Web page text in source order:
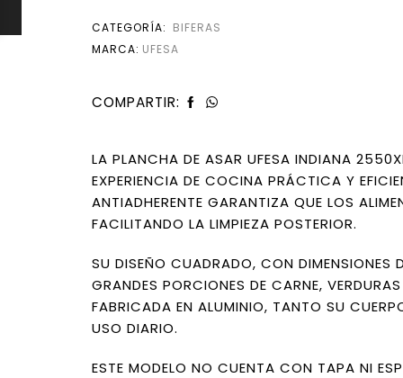
CATEGORÍA: BIFERAS
MARCA: UFESA
COMPARTIR:
LA PLANCHA DE ASAR UFESA INDIANA
EXPERIENCIA DE COCINA PRÁCTICA Y
ANTIADHERENTE GARANTIZA QUE LOS
FACILITANDO LA LIMPIEZA POSTERIOR.
SU DISEÑO CUADRADO, CON
GRANDES PORCIONES DE CARNE,
FABRICADA EN ALUMINIO, TANTO SU
USO DIARIO.
ESTE MODELO NO CUENTA CON TAPA NI